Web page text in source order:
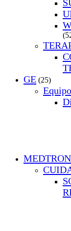
GE (25)